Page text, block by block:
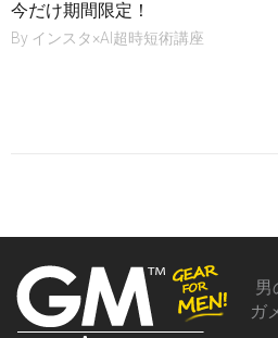
今だけ期間限定！
By インスタ×AI超時短術講座
男
ガ